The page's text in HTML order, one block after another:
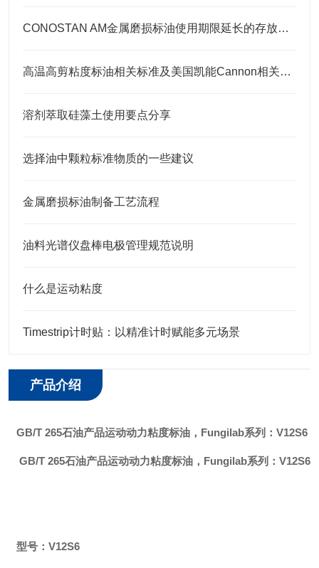
CONOSTAN AM金属磨损标油使用期限延长的存放要点
高温高剪粘度标油相关标准及美国凯能Cannon相关高温高剪粘度标油 HTHS标油
溶剂萃取硅藻土使用要点分享
选择油中颗粒标准物质的一些建议
金属磨损标油制备工艺流程
油料光谱仪盘棒电极管理规范说明
什么是运动粘度
Timestrip计时贴：以精准计时赋能多元场景
产品介绍
GB/T 265石油产品运动动力粘度标油 ，Fungilab系列： V12S6
GB/T 265石油产品运动动力粘度标油 ，Fungilab系列： V12S6
型号： V12S6